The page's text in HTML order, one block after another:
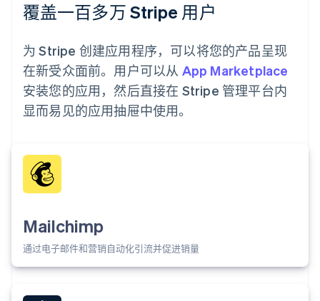
覆盖一百多万 Stripe 用户
为 Stripe 创建应用程序，可以将您的产品呈现
在新受众面前。用户可以从 App Marketplace
安装您的应用，然后直接在 Stripe 管理平台内
显而易见的应用抽屉中使用。
Mailchimp
通过电子邮件和营销自动化引流并促进销量